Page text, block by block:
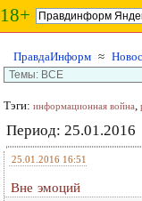
18+
ПравдаИнформ ≈
Тэги: информационная война,
Период: 25.01.2016
25.01.2016 16:51
Вне эмоций